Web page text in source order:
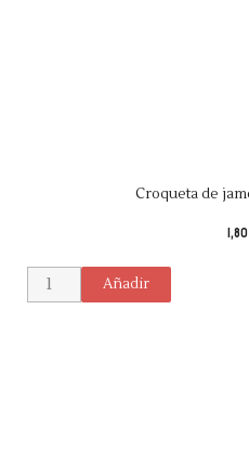
Croqueta de
Añadir